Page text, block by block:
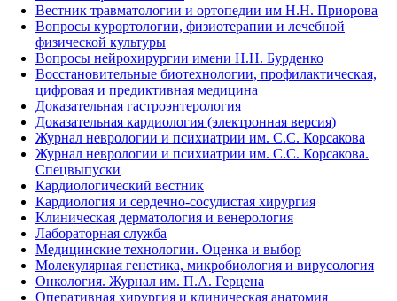
Вестник травматологии и ортопедии им Н.Н. Приорова
Вопросы курортологии, физиотерапии и лечебной
физической культуры
Вопросы нейрохирургии имени Н.Н. Бурденко
Восстановительные биотехнологии, профилактическая,
цифровая и предиктивная медицина
Доказательная гастроэнтерология
Доказательная кардиология (электронная версия)
Журнал неврологии и психиатрии им. С.С. Корсакова
Журнал неврологии и психиатрии им. С.С. Корсакова.
Спецвыпуски
Кардиологический вестник
Кардиология и сердечно-сосудистая хирургия
Клиническая дерматология и венерология
Лабораторная служба
Медицинские технологии. Оценка и выбор
Молекулярная генетика, микробиология и вирусология
Онкология. Журнал им. П.А. Герцена
Оперативная хирургия и клиническая анатомия